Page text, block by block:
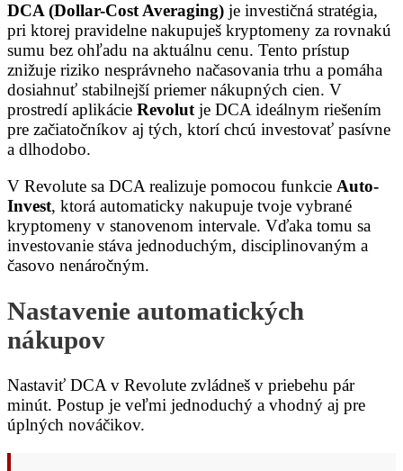
DCA (Dollar-Cost Averaging) je investičná stratégia,
pri ktorej pravidelne nakupuješ kryptomeny za rovnakú
sumu bez ohľadu na aktuálnu cenu. Tento prístup
znižuje riziko nesprávneho načasovania trhu a pomáha
dosiahnuť stabilnejší priemer nákupných cien. V
prostredí aplikácie Revolut je DCA ideálnym riešením
pre začiatočníkov aj tých, ktorí chcú investovať pasívne
a dlhodobo.
V Revolute sa DCA realizuje pomocou funkcie Auto-
Invest, ktorá automaticky nakupuje tvoje vybrané
kryptomeny v stanovenom intervale. Vďaka tomu sa
investovanie stáva jednoduchým, disciplinovaným a
časovo nenáročným.
Nastavenie automatických
nákupov
Nastaviť DCA v Revolute zvládneš v priebehu pár
minút. Postup je veľmi jednoduchý a vhodný aj pre
úplných nováčikov.